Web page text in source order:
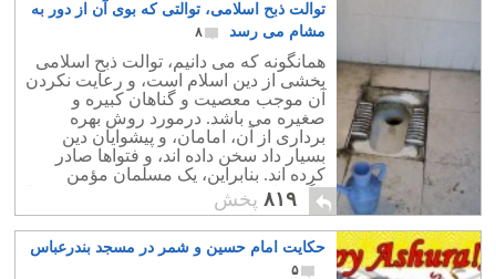
توالت ذبح اسلامی، توالتی که بوی آن از دور به
مشام می رسد
۸
همانگونه که می دانیم، توالت ذبح اسلامی
بخشی از دین اسلام است، و رعایت نکردن
آن موجب معصیت و گناهان کبیره و
صغیره می باشد. درمورد روش بهره
برداری از آن، امامان، و پیشوایان دین
بسیار داد سخن داده اند، و فتواها صادر
کرده اند. بنابراین، یک مسلمان مؤمن
ناگزیر است بند بند روش رفتن به توالت را
اجرا کند.
۸۱۹ پخش
حکایت امام حسین و شمر در مسجد بندرعباس
۵